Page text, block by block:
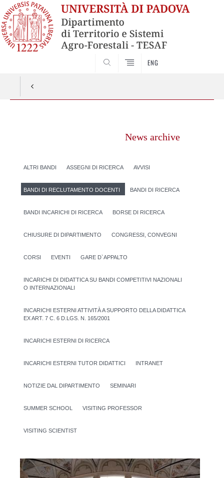
ENG
News archive
ALTRI BANDI ASSEGNI DI RICERCA AVVISI
BANDI DI RECLUTAMENTO DOCENTI BANDI DI RICERCA
BANDI INCARICHI DI RICERCA BORSE DI RICERCA
CHIUSURE DI DIPARTIMENTO CONGRESSI, CONVEGNI
CORSI EVENTI GARE D`APPALTO
INCARICHI DI DIDATTICA SU BANDI COMPETITIVI NAZIONALI
O INTERNAZIONALI
INCARICHI ESTERNI ATTIVITÀ A SUPPORTO DELLA DIDATTICA
EX ART. 7 C. 6 D.LGS. N. 165/2001
INCARICHI ESTERNI DI RICERCA
INCARICHI ESTERNI TUTOR DIDATTICI INTRANET
NOTIZIE DAL DIPARTIMENTO SEMINARI
SUMMER SCHOOL VISITING PROFESSOR
VISITING SCIENTIST